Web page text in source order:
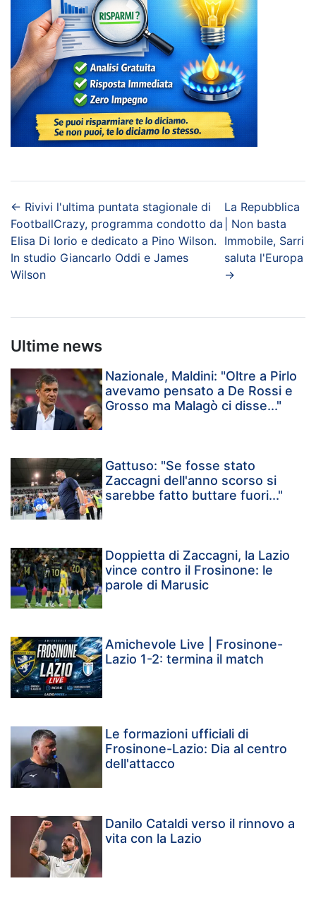
← Rivivi l'ultima puntata stagionale di
FootballCrazy, programma condotto da
Elisa Di Iorio e dedicato a Pino Wilson.
In studio Giancarlo Oddi e James
Wilson
La Repubblica
| Non basta
Immobile, Sarri
saluta l'Europa
→
Ultime news
Nazionale, Maldini: "Oltre a Pirlo
avevamo pensato a De Rossi e
Grosso ma Malagò ci disse..."
Gattuso: "Se fosse stato
Zaccagni dell'anno scorso si
sarebbe fatto buttare fuori..."
Doppietta di Zaccagni, la Lazio
vince contro il Frosinone: le
parole di Marusic
Amichevole Live | Frosinone-
Lazio 1-2: termina il match
Le formazioni ufficiali di
Frosinone-Lazio: Dia al centro
dell'attacco
Danilo Cataldi verso il rinnovo a
vita con la Lazio